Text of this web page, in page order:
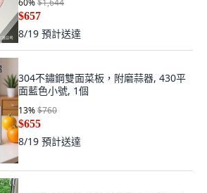
60%$1,644
$657
8/19 預計送達
304不鏽鋼雙面菜板，附磨蒜器, 430平
面藍色小號, 1個
13%$760
$655
8/19 預計送達